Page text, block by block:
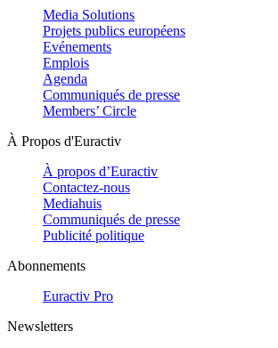
Media Solutions
Projets publics européens
Evénements
Emplois
Agenda
Communiqués de presse
Members’ Circle
À Propos d'Euractiv
À propos d’Euractiv
Contactez-nous
Mediahuis
Communiqués de presse
Publicité politique
Abonnements
Euractiv Pro
Newsletters